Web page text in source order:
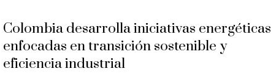
Colombia desarrolla iniciativas energéticas
enfocadas en transición sostenible y
eficiencia industrial